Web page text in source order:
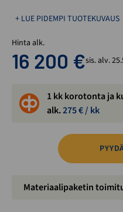
+ LUE PIDEMPI TUOTEKUVAUS
Hinta alk.
16 200 €sis. alv.
1 kk korotonta ja
alk.275€ / kk
Materiaalipaketin